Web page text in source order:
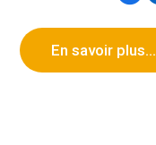
En savoir plus...